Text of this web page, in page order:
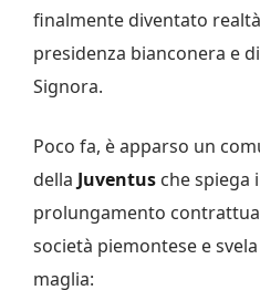
finalmente diventato
presidenza bianconera e
Signora.
Poco fa, è apparso un
della Juventus che spiega
prolungamento
società piemontese e
maglia: